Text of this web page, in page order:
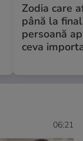
Zodia care
până la
persoană
ceva
06:21